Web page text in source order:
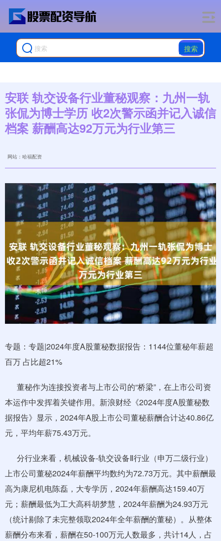
搜索
安联 轨交设备行业董秘观察：九州一轨
张侃为博士学历 收2次警示函并记入诚信
档案 薪酬高达92万元为行业第三
网站：哈福配资
专题：专题|2024年度A股董秘数据报告：1144位董秘年薪超
百万 占比超21%
董秘作为连接投资者与上市公司的“桥梁”，在上市公司资
本运作中发挥着关键作用。新浪财经《2024年度A股董秘数
据报告》显示，2024年A股上市公司董秘薪酬合计达40.86亿
元，平均年薪75.43万元。
分行业来看，机械设备-轨交设备Ⅱ行业（申万二级行业）
上市公司董秘2024年薪酬平均数约为72.73万元。其中薪酬最
高为康尼机电陈磊，大专学历，2024年薪酬高达159.40万
元；薪酬最低为工大高科胡梦慧，2024年薪酬为24.93万元
（统计剔除了未完整领取2024年全年薪酬的董秘）。从整体
薪酬分布来看，薪酬在50-100万元人数最多，共计14人，占